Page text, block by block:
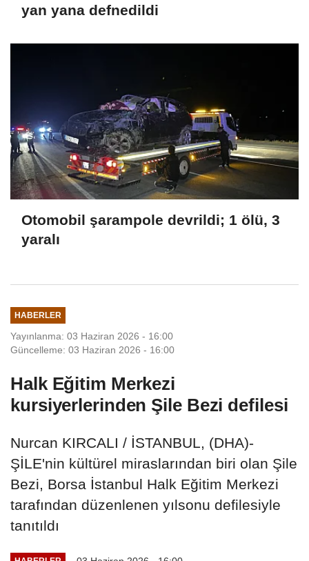
yan yana defnedildi
Otomobil şarampole devrildi; 1 ölü, 3
yaralı
HABERLER
Yayınlanma: 03 Haziran 2026 - 16:00
Güncelleme: 03 Haziran 2026 - 16:00
Halk Eğitim Merkezi
kursiyerlerinden Şile Bezi defilesi
Nurcan KIRCALI / İSTANBUL, (DHA)-
ŞİLE'nin kültürel miraslarından biri olan Şile
Bezi, Borsa İstanbul Halk Eğitim Merkezi
tarafından düzenlenen yılsonu defilesiyle
tanıtıldı